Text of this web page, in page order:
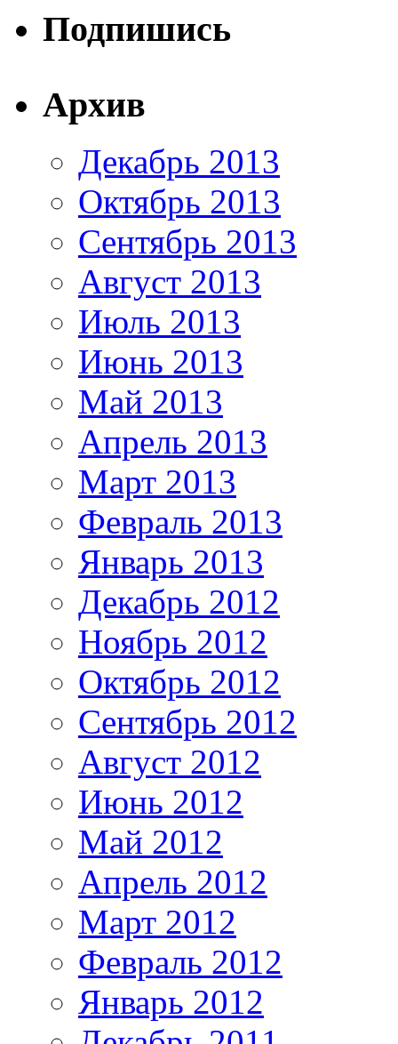
Подпишись
Архив
Декабрь 2013
Октябрь 2013
Сентябрь 2013
Август 2013
Июль 2013
Июнь 2013
Май 2013
Апрель 2013
Март 2013
Февраль 2013
Январь 2013
Декабрь 2012
Ноябрь 2012
Октябрь 2012
Сентябрь 2012
Август 2012
Июнь 2012
Май 2012
Апрель 2012
Март 2012
Февраль 2012
Январь 2012